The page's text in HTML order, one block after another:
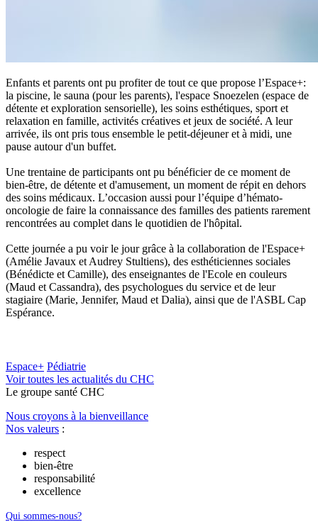
Enfants et parents ont pu profiter de tout ce que propose l’Espace+:
la piscine, le sauna (pour les parents), l'espace Snoezelen (espace de
détente et exploration sensorielle), les soins esthétiques, sport et
relaxation en famille, activités créatives et jeux de société. A leur
arrivée, ils ont pris tous ensemble le petit-déjeuner et à midi, une
pause autour d'un buffet.
Une trentaine de participants ont pu bénéficier de ce moment de
bien-être, de détente et d'amusement, un moment de répit en dehors
des soins médicaux. L’occasion aussi pour l’équipe d’hémato-
oncologie de faire la connaissance des familles des patients rarement
rencontrées au complet dans le quotidien de l'hôpital.
Cette journée a pu voir le jour grâce à la collaboration de l'Espace+
(Amélie Javaux et Audrey Stultiens), des esthéticiennes sociales
(Bénédicte et Camille), des enseignantes de l'Ecole en couleurs
(Maud et Cassandra), des psychologues du service et de leur
stagiaire (Marie, Jennifer, Maud et Dalia), ainsi que de l'ASBL Cap
Espérance.
Espace+ Pédiatrie
Voir toutes les actualités du CHC
Le groupe santé CHC
Nous croyons à la bienveillance
Nos valeurs :
respect
bien-être
responsabilité
excellence
Qui sommes-nous?